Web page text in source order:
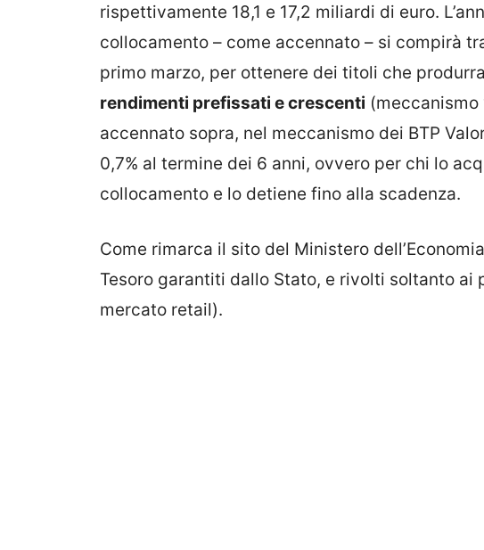
rispettivamente 18,1 e 17,2 miliardi di euro.
collocamento – come accennato – si compirà
primo marzo, per ottenere dei titoli che
rendimenti prefissati e crescenti (meccanismo
accennato sopra, nel meccanismo dei BTP
0,7% al termine dei 6 anni, ovvero per chi lo
collocamento e lo detiene fino alla scadenza.
Come rimarca il sito del Ministero
Tesoro garantiti dallo Stato, e rivolti soltanto
mercato retail).